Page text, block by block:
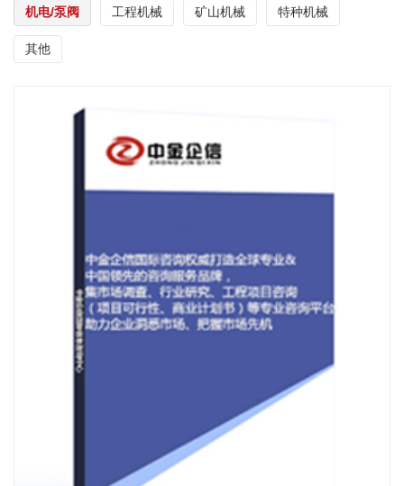
机电/泵阀 工程机械 矿山机械 特种机械
其他